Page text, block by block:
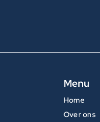
Menu
Home
Over ons